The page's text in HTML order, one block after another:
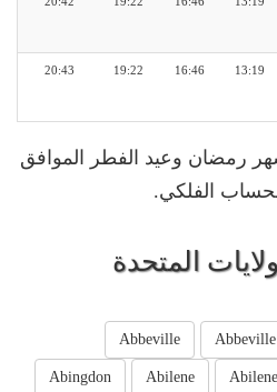
13:19
16:46
19:22
20:43
رمضان وعيد الفطر الموافق
الفلكي.
المتحدة
Abbeville
Abbeville
Abilene
Abilene
Abingdon